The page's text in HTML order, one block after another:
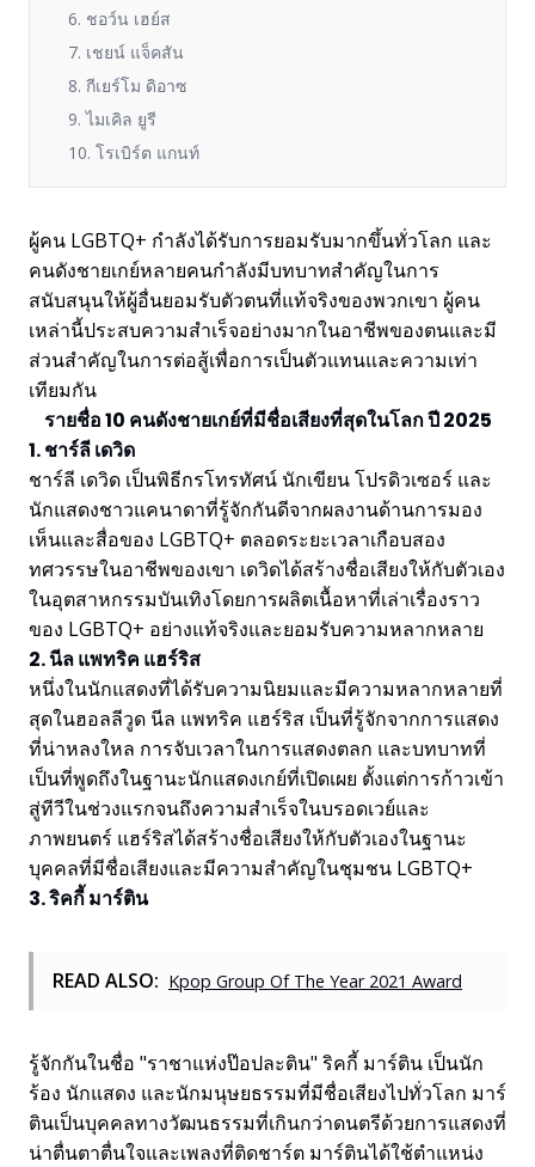
6. ชอว์น เฮย์ส
7. เชยน์ แจ็คสัน
8. กีเยร์โม ดิอาซ
9. ไมเคิล ยูรี
10. โรเบิร์ต แกนท์
ผู้คน LGBTQ+ กำลังได้รับการยอมรับมากขึ้นทั่วโลก และ
คนดังชายเกย์หลายคนกำลังมีบทบาทสำคัญในการ
สนับสนุนให้ผู้อื่นยอมรับตัวตนที่แท้จริงของพวกเขา ผู้คน
เหล่านี้ประสบความสำเร็จอย่างมากในอาชีพของตนและมี
ส่วนสำคัญในการต่อสู้เพื่อการเป็นตัวแทนและความเท่า
เทียมกัน
รายชื่อ 10 คนดังชายเกย์ที่มีชื่อเสียงที่สุดในโลก ปี 2025
1. ชาร์ลี เดวิด
ชาร์ลี เดวิด เป็นพิธีกรโทรทัศน์ นักเขียน โปรดิวเซอร์ และ
นักแสดงชาวแคนาดาที่รู้จักกันดีจากผลงานด้านการมอง
เห็นและสื่อของ LGBTQ+ ตลอดระยะเวลาเกือบสอง
ทศวรรษในอาชีพของเขา เดวิดได้สร้างชื่อเสียงให้กับตัวเอง
ในอุตสาหกรรมบันเทิงโดยการผลิตเนื้อหาที่เล่าเรื่องราว
ของ LGBTQ+ อย่างแท้จริงและยอมรับความหลากหลาย
2. นีล แพทริค แฮร์ริส
หนึ่งในนักแสดงที่ได้รับความนิยมและมีความหลากหลายที่
สุดในฮอลลีวูด นีล แพทริค แฮร์ริส เป็นที่รู้จักจากการแสดง
ที่น่าหลงใหล การจับเวลาในการแสดงตลก และบทบาทที่
เป็นที่พูดถึงในฐานะนักแสดงเกย์ที่เปิดเผย ตั้งแต่การก้าวเข้า
สู่ทีวีในช่วงแรกจนถึงความสำเร็จในบรอดเวย์และ
ภาพยนตร์ แฮร์ริสได้สร้างชื่อเสียงให้กับตัวเองในฐานะ
บุคคลที่มีชื่อเสียงและมีความสำคัญในชุมชน LGBTQ+
3. ริคกี้ มาร์ติน
READ ALSO: Kpop Group Of The Year 2021 Award
รู้จักกันในชื่อ "ราชาแห่งป๊อปละติน" ริคกี้ มาร์ติน เป็นนัก
ร้อง นักแสดง และนักมนุษยธรรมที่มีชื่อเสียงไปทั่วโลก มาร์
ตินเป็นบุคคลทางวัฒนธรรมที่เกินกว่าดนตรีด้วยการแสดงที่
น่าตื่นตาตื่นใจและเพลงที่ติดชาร์ต มาร์ตินได้ใช้ตำแหน่ง